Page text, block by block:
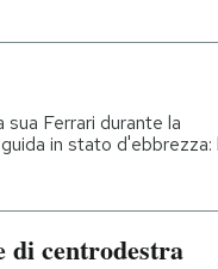
Ferrari durante la
in stato d'ebbrezza:
di centrodestra